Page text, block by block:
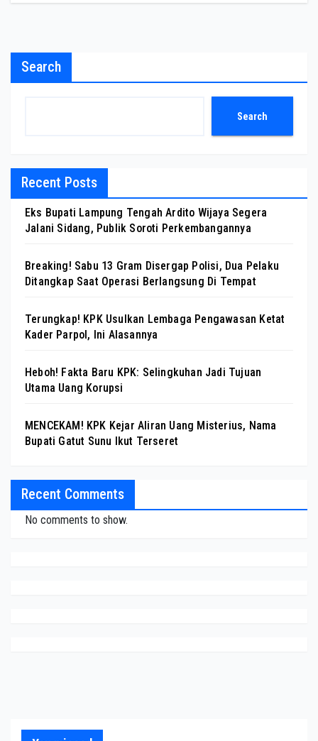
Search
Search
Recent Posts
Eks Bupati Lampung Tengah Ardito Wijaya Segera
Jalani Sidang, Publik Soroti Perkembangannya
Breaking! Sabu 13 Gram Disergap Polisi, Dua Pelaku
Ditangkap Saat Operasi Berlangsung Di Tempat
Terungkap! KPK Usulkan Lembaga Pengawasan Ketat
Kader Parpol, Ini Alasannya
Heboh! Fakta Baru KPK: Selingkuhan Jadi Tujuan
Utama Uang Korupsi
MENCEKAM! KPK Kejar Aliran Uang Misterius, Nama
Bupati Gatut Sunu Ikut Terseret
Recent Comments
No comments to show.